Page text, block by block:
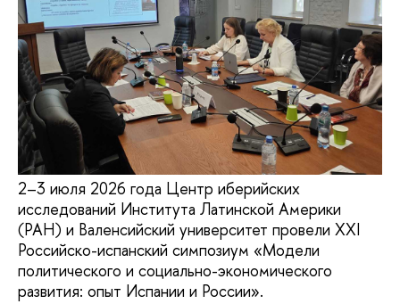
2–3 июля 2026 года Центр иберийских
исследований Института Латинской Америки
(РАН) и Валенсийский университет провели XXI
Российско-испанский симпозиум «Модели
политического и социально-экономического
развития: опыт Испании и России».